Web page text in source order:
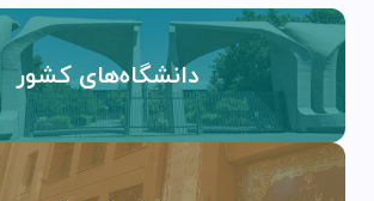
دانشگاه‌های کشور